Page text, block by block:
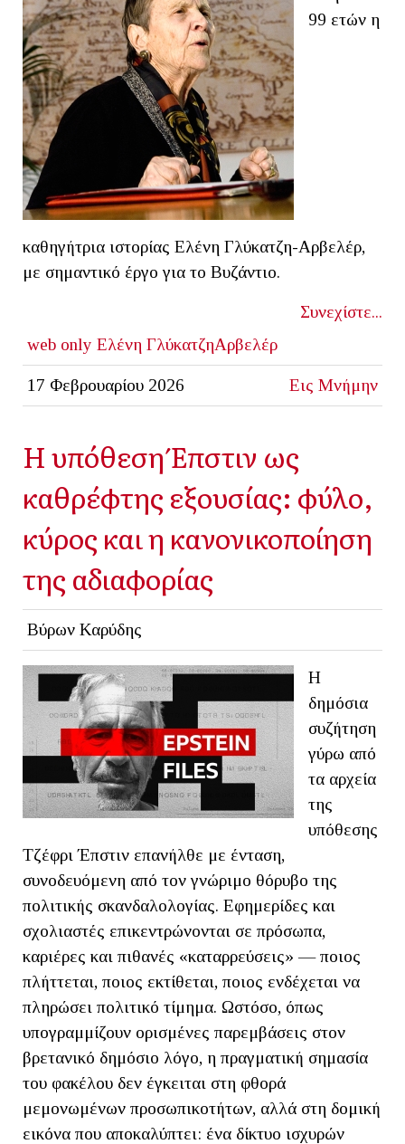
99 ετών η
καθηγήτρια ιστορίας Ελένη Γλύκατζη-Αρβελέρ,
με σημαντικό έργο για το Βυζάντιο.
Συνεχίστε...
web only Ελένη ΓλύκατζηΑρβελέρ
17 Φεβρουαρίου 2026 Εις Μνήμην
Η υπόθεση Έπστιν ως
καθρέφτης εξουσίας: φύλο,
κύρος και η κανονικοποίηση
της αδιαφορίας
Βύρων Καρύδης
Η
δημόσια
συζήτηση
γύρω από
τα αρχεία
της
υπόθεσης
Τζέφρι Έπστιν επανήλθε με ένταση,
συνοδευόμενη από τον γνώριμο θόρυβο της
πολιτικής σκανδαλολογίας. Εφημερίδες και
σχολιαστές επικεντρώνονται σε πρόσωπα,
καριέρες και πιθανές «καταρρεύσεις» — ποιος
πλήττεται, ποιος εκτίθεται, ποιος ενδέχεται να
πληρώσει πολιτικό τίμημα. Ωστόσο, όπως
υπογραμμίζουν ορισμένες παρεμβάσεις στον
βρετανικό δημόσιο λόγο, η πραγματική σημασία
του φακέλου δεν έγκειται στη φθορά
μεμονωμένων προσωπικοτήτων, αλλά στη δομική
εικόνα που αποκαλύπτει: ένα δίκτυο ισχυρών